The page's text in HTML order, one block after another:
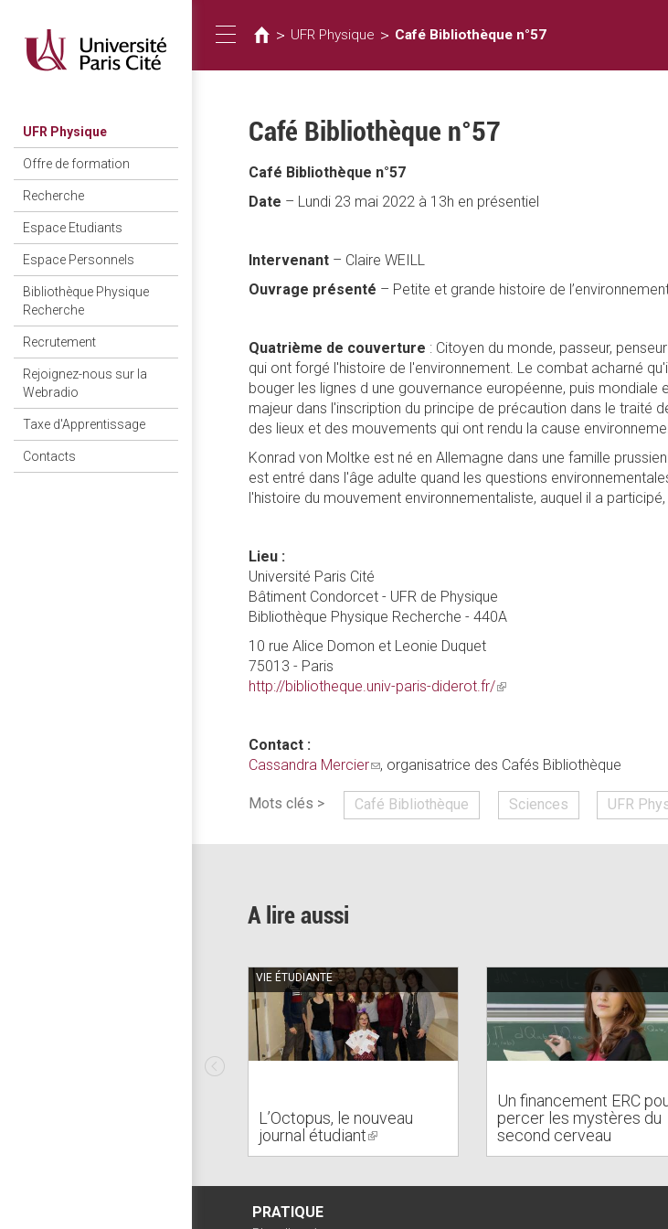
contenido
principal
UFR Physique
Offre de formation
Recherche
Espace Etudiants
Espace Personnels
Bibliothèque Physique
Recherche
Recrutement
Rejoignez-nous sur la
Webradio
Taxe d'Apprentissage
Contacts
Toggle
navigation
está
aquí
> UFR Physique > Café Bibliothèque n°57
Café Bibliothèque n°57
Café Bibliothèque n°57
Date – Lundi 23 mai 2022 à 13h en présentiel
Intervenant – Claire WEILL
Ouvrage présenté – Petite et grande histoire de
Quatrième de couverture : Citoyen du monde, passeur,
qui ont forgé l'histoire de l'environnement. Le combat acharné
bouger les lignes d une gouvernance européenne, puis
majeur dans l'inscription du principe de précaution dans le traité
des lieux et des mouvements qui ont rendu la cause
Konrad von Moltke est né en Allemagne dans une famille
est entré dans l'âge adulte quand les questions
l'histoire du mouvement environnementaliste, auquel il a
Lieu :
Université Paris Cité
Bâtiment Condorcet - UFR de Physique
Bibliothèque Physique Recherche - 440A
10 rue Alice Domon et Leonie Duquet
75013 - Paris
http://bibliotheque.univ-paris-diderot.fr/(link
Contact :
Cassandra Mercier(link
e-
mail)
, organisatrice des Cafés Bibliothèque
Mots clés > Café Bibliothèque Sciences UFR
A lire aussi
VIE ÉTUDIANTE
L’Octopus, le nouveau
journal étudiant(link
is
Un financement ERC
percer les mystères du
second cerveau
PRATIQUE